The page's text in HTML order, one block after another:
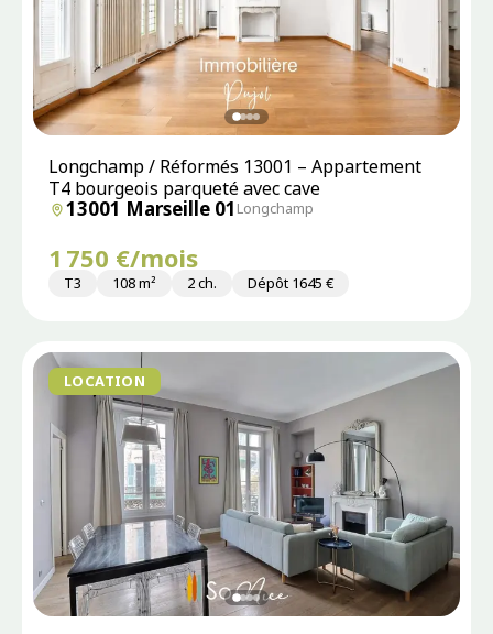
Longchamp / Réformés 13001 – Appartement
T4 bourgeois parqueté avec cave
13001 Marseille 01 Longchamp
1 750 €/mois
T3 108 m² 2 ch. Dépôt 1645 €
LOCATION